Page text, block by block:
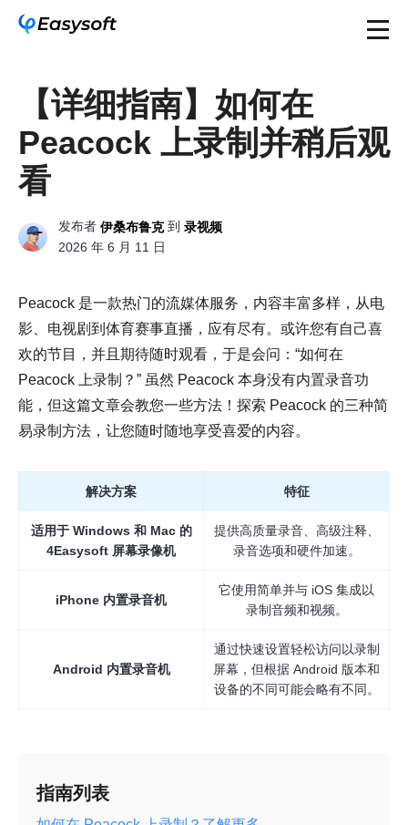
【详细指南】如何在
Peacock 上录制并稍后观
看
发布者 伊桑布鲁克 到 录视频
2026 年 6 月 11 日
Peacock 是一款热门的流媒体服务，内容丰富多样，从电
影、电视剧到体育赛事直播，应有尽有。或许您有自己喜
欢的节目，并且期待随时观看，于是会问：“如何在
Peacock 上录制？” 虽然 Peacock 本身没有内置录音功
能，但这篇文章会教您一些方法！探索 Peacock 的三种简
易录制方法，让您随时随地享受喜爱的内容。
解决方案 特征
适用于 Windows 和 Mac 的
4Easysoft 屏幕录像机
提供高质量录音、高级注释、
录音选项和硬件加速。
iPhone 内置录音机
它使用简单并与 iOS 集成以
录制音频和视频。
Android 内置录音机
通过快速设置轻松访问以录制
屏幕，但根据 Android 版本和
设备的不同可能会略有不同。
指南列表